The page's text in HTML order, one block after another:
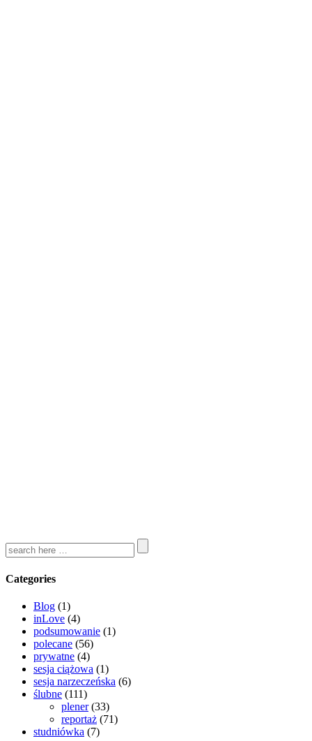
Categories
Blog (1)
inLove (4)
podsumowanie (1)
polecane (56)
prywatne (4)
sesja ciążowa (1)
sesja narzeczeńska (6)
ślubne (111)
plener(33)
reportaż (71)
studniówka (7)